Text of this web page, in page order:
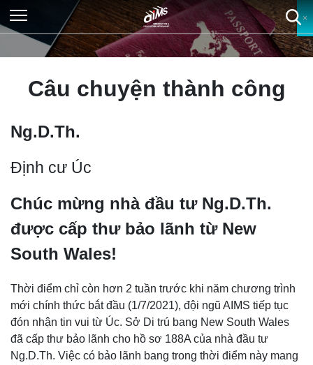
Câu chuyện thành công
Ng.D.Th.
Định cư Úc
Chúc mừng nhà đầu tư Ng.D.Th.
được cấp thư bảo lãnh từ New
South Wales!
Thời điểm chỉ còn hơn 2 tuần trước khi năm chương trình
mới chính thức bắt đầu (1/7/2021), đội ngũ AIMS tiếp tục
đón nhận tin vui từ Úc. Sở Di trú bang New South Wales
đã cấp thư bảo lãnh cho hồ sơ 188A của nhà đầu tư
Ng.D.Th. Việc có bảo lãnh bang trong thời điểm này mang
×
×
×
×